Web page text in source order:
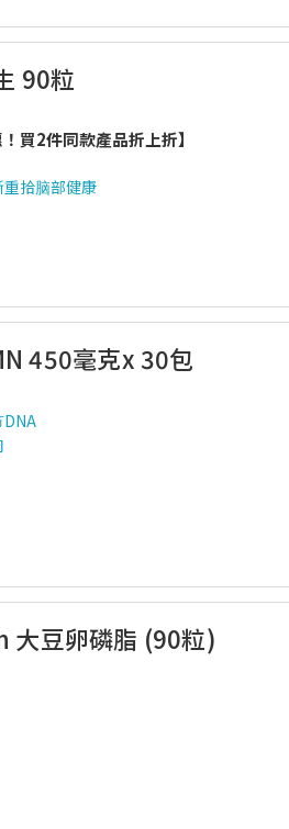
90粒
買2件同款產品折上折】
拾脑部健康
450毫克x 30包
豆卵磷脂 (90粒)